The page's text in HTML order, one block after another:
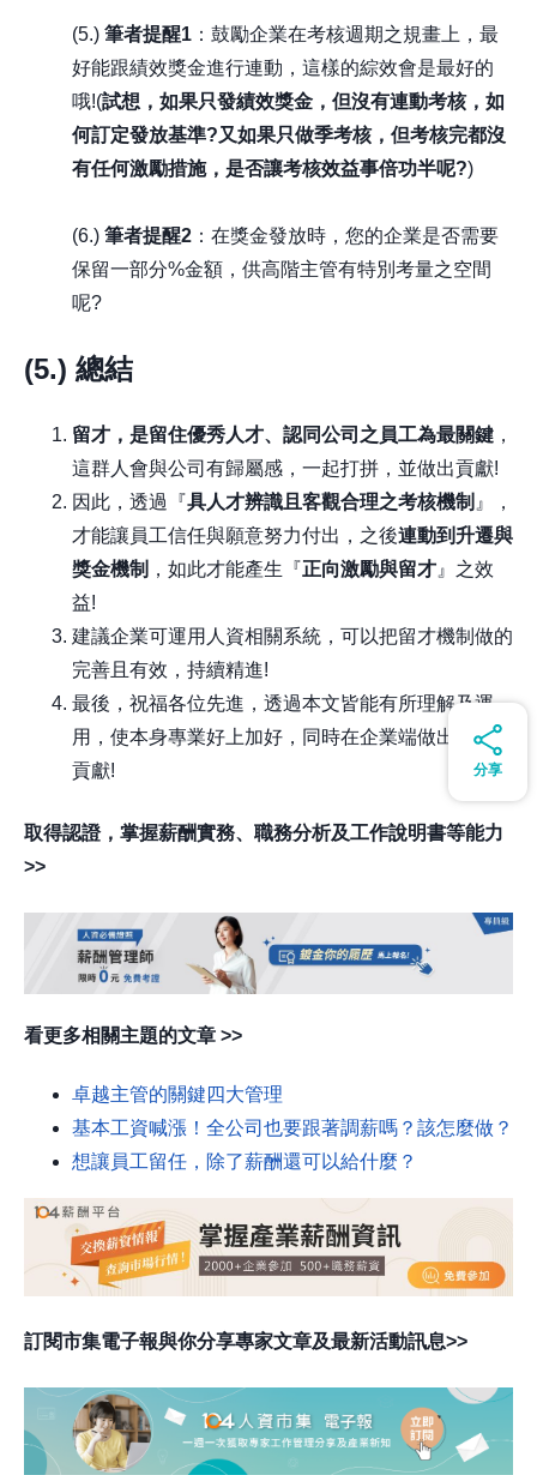
分享
(5.) 筆者提醒1 ：鼓勵企業在考核週期之規畫上，最
好能跟績效獎金進行連動，這樣的綜效會是最好的
哦!(試想，如果只發績效獎金，但沒有連動考核，如
何訂定發放基準?又如果只做季考核，但考核完都沒
有任何激勵措施，是否讓考核效益事倍功半呢?)
(6.) 筆者提醒2 ：在獎金發放時，您的企業是否需要
保留一部分%金額，供高階主管有特別考量之空間
呢?
(5.) 總結
留才，是留住優秀人才、認同公司之員工為最關鍵 ，
這群人會與公司有歸屬感，一起打拼，並做出貢獻!
因此，透過『具人才辨識且客觀合理之考核機制 』，
才能讓員工信任與願意努力付出，之後連動到升遷與
獎金機制 ，如此才能產生『正向激勵與留才 』之效
益!
建議企業可運用人資相關系統，可以把留才機制做的
完善且有效，持續精進!
最後，祝福各位先進，透過本文皆能有所理解及運
用，使本身專業好上加好，同時在企業端做出更棒之
貢獻!
取得認證，掌握薪酬實務、職務分析及工作說明書等能力
>>
看更多相關主題的文章 >>
卓越主管的關鍵四大管理
基本工資喊漲！全公司也要跟著調薪嗎？該怎麼做？
想讓員工留任，除了薪酬還可以給什麼？
訂閱市集電子報與你分享專家文章及最新活動訊息>>